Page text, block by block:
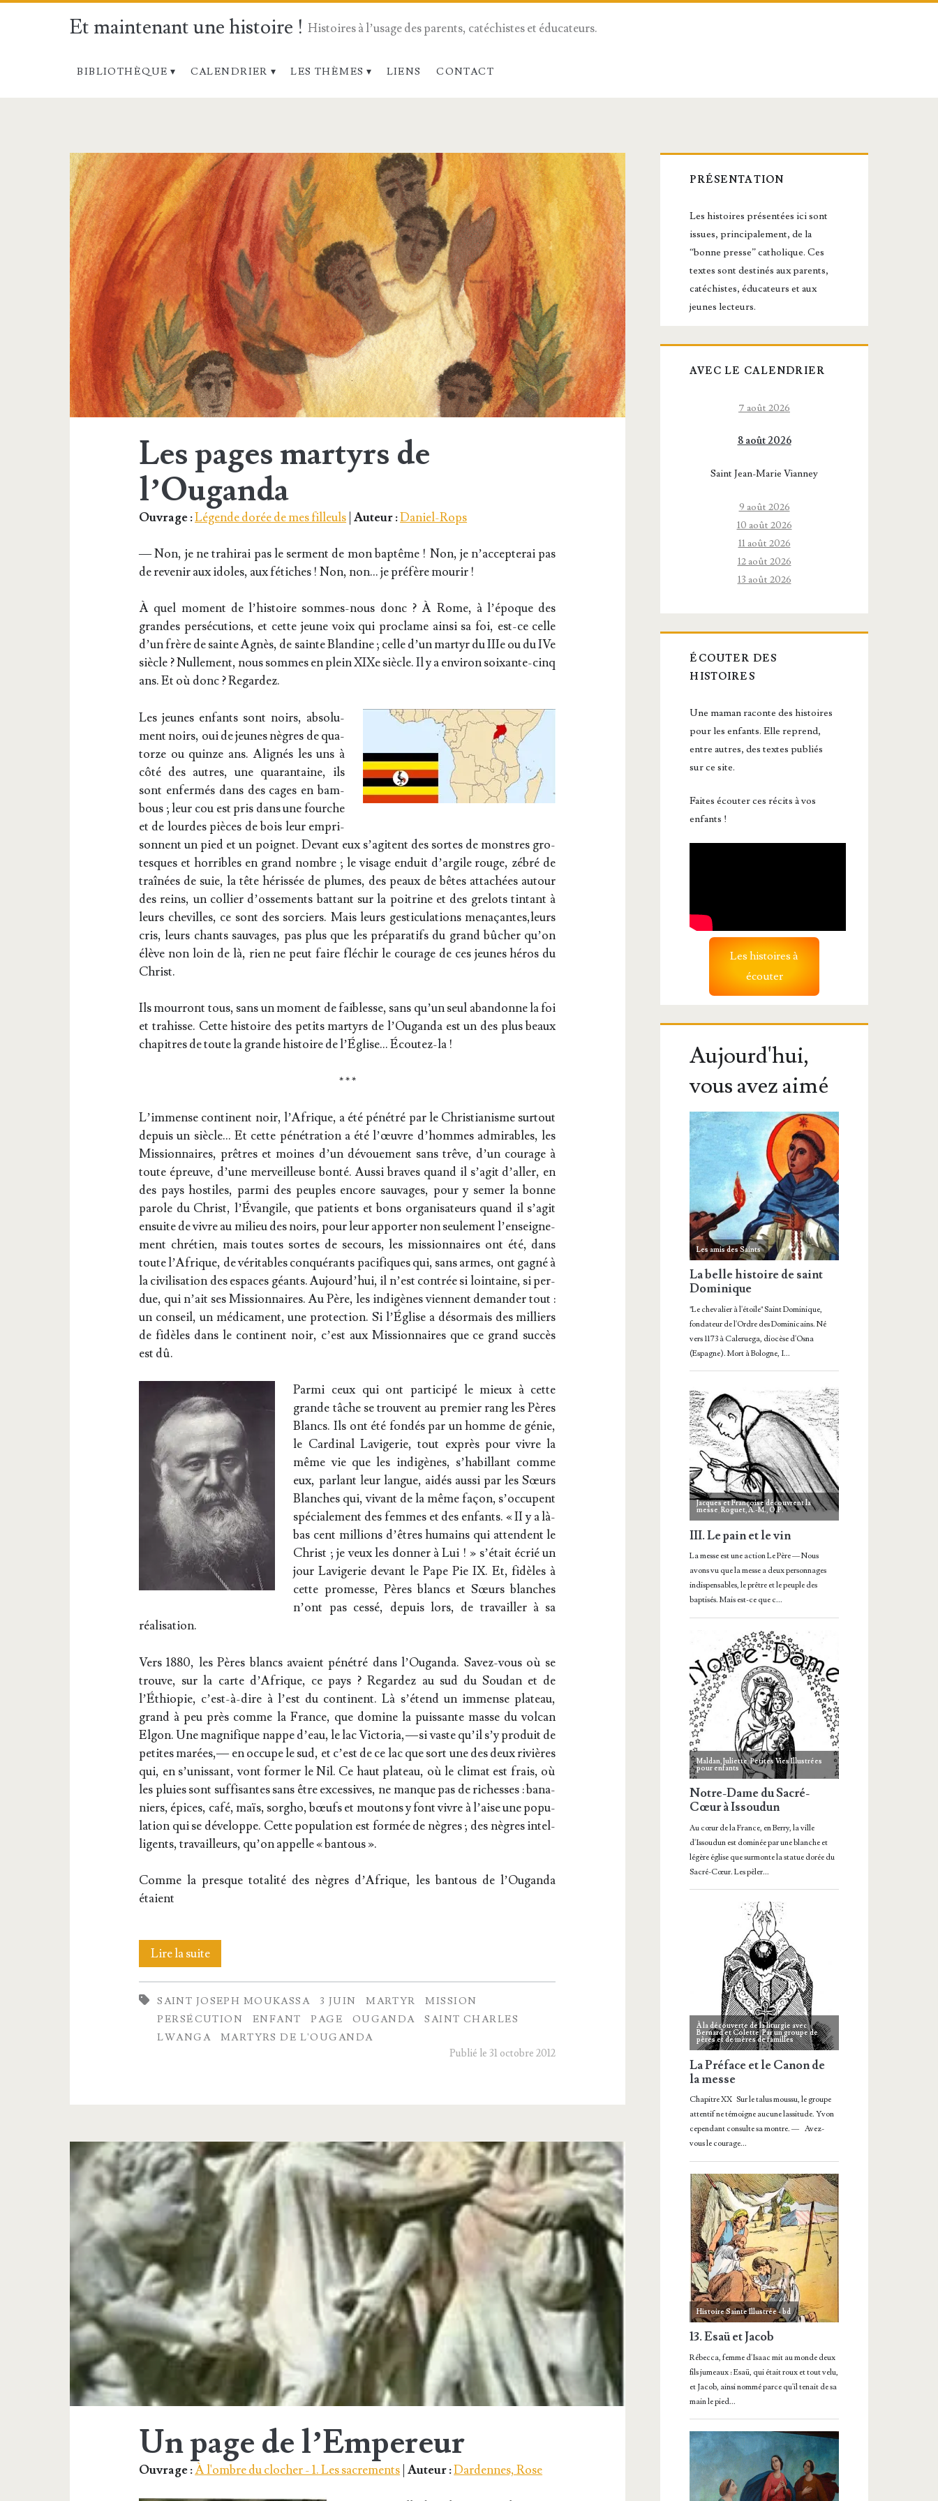
Et maintenant une histoire ! Histoires à l’usage des parents, catéchistes et éducateurs.
BIBLIOTHÈQUE CALENDRIER LES THÈMES LIENS CONTACT
<span>Page</span>
Les pages martyrs de
l’Ouganda
Ouvrage :Légende dorée de mes filleuls |Auteur :Daniel-Rops
— Non, je ne tra­hi­rai pas le ser­ment de mon bap­tême ! Non, je n’ac­cep­te­rai pas
de reve­nir aux idoles, aux fétiches ! Non, non… je pré­fère mourir !
À quel moment de l’his­toire sommes-nous donc ? À Rome, à l’é­poque des
grandes per­sé­cu­tions, et cette jeune voix qui pro­clame ain­si sa foi, est-ce celle
d’un frère de sainte Agnès, de sainte Blan­dine ; celle d’un mar­tyr du IIIe ou du IVe
siècle ? Nul­le­ment, nous sommes en plein XIXe siècle. Il y a envi­ron soixante-cinq
ans. Et où donc ? Regardez.
Les jeunes enfants sont noirs, abso­lu­
ment noirs, oui de jeunes nègres de qua­
torze ou quinze ans. Ali­gnés les uns à
côté des autres, une qua­ran­taine, ils
sont enfer­més dans des cages en bam­
bous ; leur cou est pris dans une fourche
et de lourdes pièces de bois leur empri­
sonnent un pied et un poi­gnet. Devant eux s’a­gitent des sortes de monstres gro­
tesques et hor­ribles en grand nombre ; le visage enduit d’ar­gile rouge, zébré de
traî­nées de suie, la tête héris­sée de plumes, des peaux de bêtes atta­chées autour
des reins, un col­lier d’os­se­ments bat­tant sur la poi­trine et des gre­lots tin­tant à
leurs che­villes, ce sont des sor­ciers. Mais leurs ges­ti­cu­la­tions menaçantes,leurs
cris, leurs chants sau­vages, pas plus que les pré­pa­ra­tifs du grand bûcher qu’on
élève non loin de là, rien ne peut faire flé­chir le cou­rage de ces jeunes héros du
Christ.
Ils mour­ront tous, sans un moment de fai­blesse, sans qu’un seul aban­donne la foi
et tra­hisse. Cette his­toire des petits mar­tyrs de l’Ou­gan­da est un des plus beaux
cha­pitres de toute la grande his­toire de l’Église… Écoutez-la !
* * *
L’im­mense conti­nent noir, l’A­frique, a été péné­tré par le Chris­tia­nisme sur­tout
depuis un siècle… Et cette péné­tra­tion a été l’œuvre d’hommes admi­rables, les
Mis­sion­naires, prêtres et moines d’un dévoue­ment sans trêve, d’un cou­rage à
toute épreuve, d’une mer­veilleuse bon­té. Aus­si braves quand il s’a­git d’al­ler, en
des pays hos­tiles, par­mi des peuples encore sau­vages, pour y semer la bonne
parole du Christ, l’Évangile, que patients et bons orga­ni­sa­teurs quand il s’a­git
ensuite de vivre au milieu des noirs, pour leur appor­ter non seule­ment l’en­sei­gne­
ment chré­tien, mais toutes sortes de secours, les mis­sion­naires ont été, dans
toute l’A­frique, de véri­tables conqué­rants paci­fiques qui, sans armes, ont gagné à
la civi­li­sa­tion des espaces géants. Aujourd’­hui, il n’est contrée si loin­taine, si per­
due, qui n’ait ses Mis­sion­naires. Au Père, les indi­gènes viennent deman­der tout :
un conseil, un médi­ca­ment, une pro­tec­tion. Si l’Église a désor­mais des mil­liers
de fidèles dans le conti­nent noir, c’est aux Mis­sion­naires que ce grand suc­cès
est dû.
Par­mi ceux qui ont par­ti­ci­pé le mieux à cette
grande tâche se trouvent au pre­mier rang les Pères
Blancs. Ils ont été fon­dés par un homme de génie,
le Car­di­nal Lavi­ge­rie, tout exprès pour vivre la
même vie que les indi­gènes, s’ha­billant comme
eux, par­lant leur langue, aidés aus­si par les Sœurs
Blanches qui, vivant de la même façon, s’oc­cupent
spé­cia­le­ment des femmes et des enfants. « II y a là-
bas cent mil­lions d’êtres humains qui attendent le
Christ ; je veux les don­ner à Lui ! » s’é­tait écrié un
jour Lavi­ge­rie devant le Pape Pie IX. Et, fidèles à
cette pro­messe, Pères blancs et Sœurs blanches
n’ont pas ces­sé, depuis lors, de tra­vailler à sa
réalisation.
Vers 1880, les Pères blancs avaient péné­tré dans l’Ou­gan­da. Savez-vous où se
trouve, sur la carte d’A­frique, ce pays ? Regar­dez au sud du Sou­dan et de
l’Éthiopie, c’est-à-dire à l’est du conti­nent. Là s’é­tend un immense pla­teau,
grand à peu près comme la France, que domine la puis­sante masse du vol­can
Elgon. Une magni­fique nappe d’eau, le lac Vic­to­ria, — si vaste qu’il s’y pro­duit de
petites marées,— en occupe le sud, et c’est de ce lac que sort une des deux rivières
qui, en s’u­nis­sant, vont for­mer le Nil. Ce haut pla­teau, où le cli­mat est frais, où
les pluies sont suf­fi­santes sans être exces­sives, ne manque pas de richesses : bana­
niers, épices, café, maïs, sor­gho, bœufs et mou­tons y font vivre à l’aise une popu­
la­tion qui se déve­loppe. Cette popu­la­tion est for­mée de nègres ; des nègres intel­
li­gents, tra­vailleurs, qu’on appelle « bantous ».
Comme la presque tota­li­té des nègres d’A­frique, les ban­tous de l’Ou­gan­da
étaient
Lire la suiteLes
pages
mar­
tyrs
SAINT JOSEPH MOUKASSA 3 JUIN MARTYR
MISSION
PERSÉCUTION
ENFANT PAGE OUGANDA
SAINT CHARLES
LWANGA
MARTYRS DE L'OUGANDA
Publié le 31 octobre 2012
Un page de l’Empereur
Ouvrage :À l'ombre du clocher - 1. Les sacrements |Auteur :Dardennes, Rose
Barre
latérale
principale
PRÉSENTATION
Les histoires présentées ici sont
issues, principalement, de la
“bonne presse” catholique. Ces
textes sont destinés aux parents,
catéchistes, éducateurs et aux
jeunes lecteurs.
AVEC LE CALENDRIER
7 août 2026
8 août 2026
Saint Jean-Marie Vianney
9 août 2026
10 août 2026
11 août 2026
12 août 2026
13 août 2026
ÉCOUTER DES
HISTOIRES
Une maman raconte des histoires
pour les enfants. Elle reprend,
entre autres, des textes publiés
sur ce site.
Faites écouter ces récits à vos
enfants !
Les histoires à
écouter
Aujourd'hui,
vous avez aimé